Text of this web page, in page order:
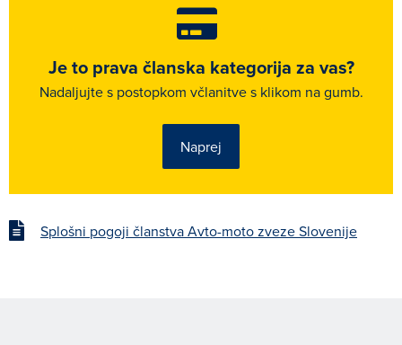
Je to prava članska kategorija za vas?
Nadaljujte s postopkom včlanitve s klikom na gumb.
Naprej
Splošni pogoji članstva Avto-moto zveze Slovenije